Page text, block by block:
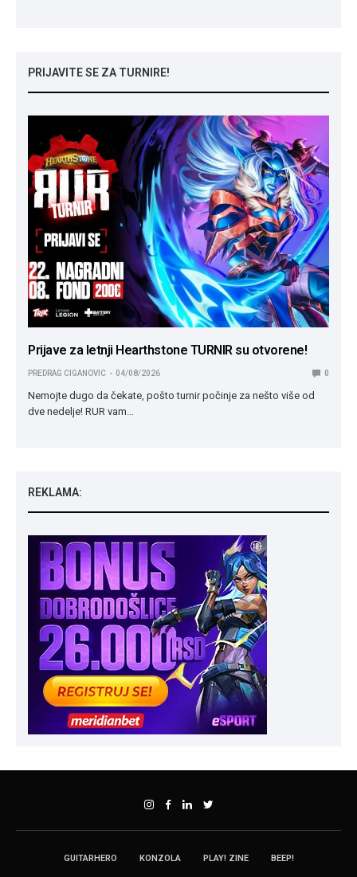
PRIJAVITE SE ZA TURNIRE!
Prijave za letnji Hearthstone TURNIR su otvorene!
PREDRAG CIGANOVIC 04/08/2026 0
Nemojte dugo da čekate, pošto turnir počinje za nešto više od
dve nedelje! RUR vam…
REKLAMA:
GUITARHERO KONZOLA PLAY! ZINE BEEP!